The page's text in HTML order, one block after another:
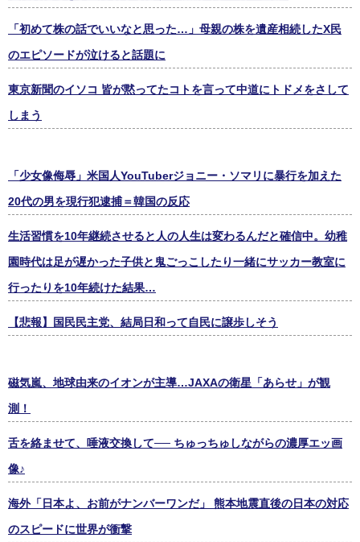
「初めて株の話でいいなと思った…」母親の株を遺産相続したX民
のエピソードが泣けると話題に
東京新聞のイソコ 皆が黙ってたコトを言って中道にトドメをさして
しまう
「少女像侮辱」米国人YouTuberジョニー・ソマリに暴行を加えた
20代の男を現行犯逮捕＝韓国の反応
生活習慣を10年継続させると人の人生は変わるんだと確信中。幼稚
園時代は足が遅かった子供と鬼ごっこしたり一緒にサッカー教室に
行ったりを10年続けた結果…
【悲報】国民民主党、結局日和って自民に譲歩しそう
磁気嵐、地球由来のイオンが主導…JAXAの衛星「あらせ」が観
測！
舌を絡ませて、唾液交換して── ちゅっちゅしながらの濃厚エッ画
像♪
海外「日本よ、お前がナンバーワンだ」 熊本地震直後の日本の対応
のスピードに世界が衝撃